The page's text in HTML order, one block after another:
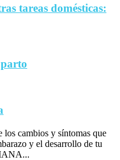
tareas domésticas:
los cambios y síntomas que
y el desarrollo de tu